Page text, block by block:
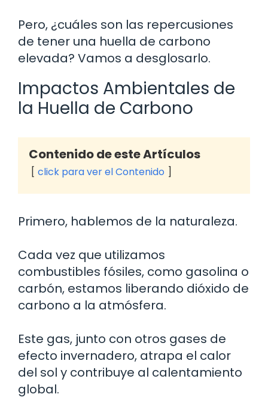
Pero, ¿cuáles son las repercusiones
de tener una huella de carbono
elevada? Vamos a desglosarlo.
Impactos Ambientales de
la Huella de Carbono
Contenido de este Artículos
click para ver el Contenido
Primero, hablemos de la naturaleza.
Cada vez que utilizamos
combustibles fósiles, como gasolina o
carbón, estamos liberando dióxido de
carbono a la atmósfera.
Este gas, junto con otros gases de
efecto invernadero, atrapa el calor
del sol y contribuye al calentamiento
global.